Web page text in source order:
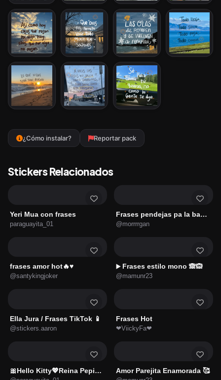
¿Cómo instalar? Reportar pack
Stickers Relacionados
Yeri Mua con frases
paraguayita_01
Frases pendejas pa la banda
@morrrrgan
frases amor hot🔥♥️
@santykingjoker
▶️ Frases estilo mono 🙈🙉
@mamunr23
Ella Jura / Frases TikTok 📱
@stickers.aaron
Frases Hot
❤ViickyFa❤
🎀Hello Kitty💖Reina Pepiada🎀 Amor Parejita Enamorada 🥰